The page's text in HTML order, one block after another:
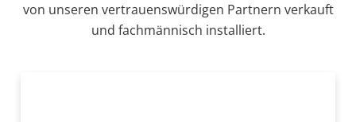
von unseren vertrauenswürdigen Partnern verkauft
und fachmännisch installiert.